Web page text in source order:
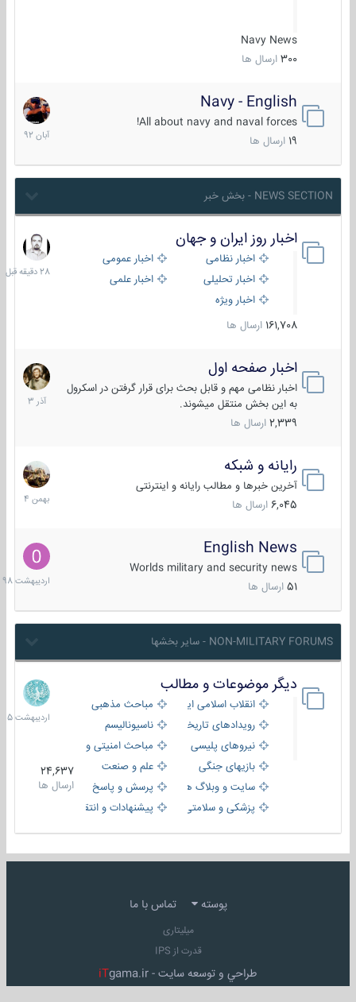
Navy News
300 ارسال ها
Navy - English
All about navy and naval forces!
ارسال ها
22
آبان
1392
NEWS SECTION - بخش خبر
اخبار روز ایران و جهان
اخبار نظامی
اخبار عمومی
اخبار تحلیلی
اخبار علمی
اخبار ویژه
161,708 ارسال ها
28
دقیقه
قبل
اخبار صفحه اول
اخبار نظامی مهم و قابل بحث برای قرار گرفتن در اسکرول
به این بخش منتقل میشوند.
2,339 ارسال ها
7
آذر
1403
رایانه و شبکه
آخرین خبرها و مطالب رایانه و اینترنتی
6,045 ارسال ها
30
بهمن
1404
English News
Worlds military and security news
51 ارسال ها
10
1398
NON-MILITARY FORUMS - سایر بخشها
دیگر موضوعات و مطالب
انقلاب اسلامی ایران
مباحث مذهبی
رویدادهای تاریخی و مذهبیناسیونالیسم
نیروهای پلیسی
مباحث امنیتی و اطلاعاتی
بازیهای جنگی
علم و صنعت
سایت و وبلاگ ها
پرسش و پاسخ
پزشکی و سلامتی
پیشنهادات و انتقادات
24,637
ارسال ها
8
1405
پوسته تماس با ما
میلیتاری
قدرت از IPS
طراحي و توسعه سايت - iTgama.ir